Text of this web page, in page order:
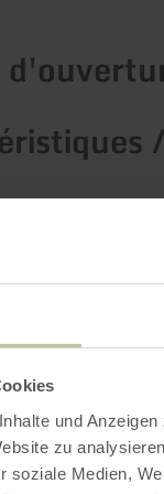
und
zu
soziale Medien,